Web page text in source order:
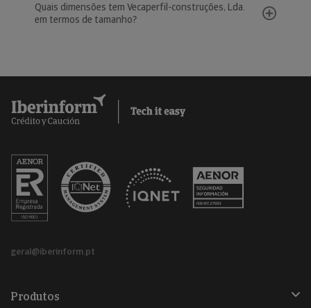
Quais dimensões tem Vecaperfil-construções, Lda.
em termos de tamanho?
geral@iberinform.pt
Produtos